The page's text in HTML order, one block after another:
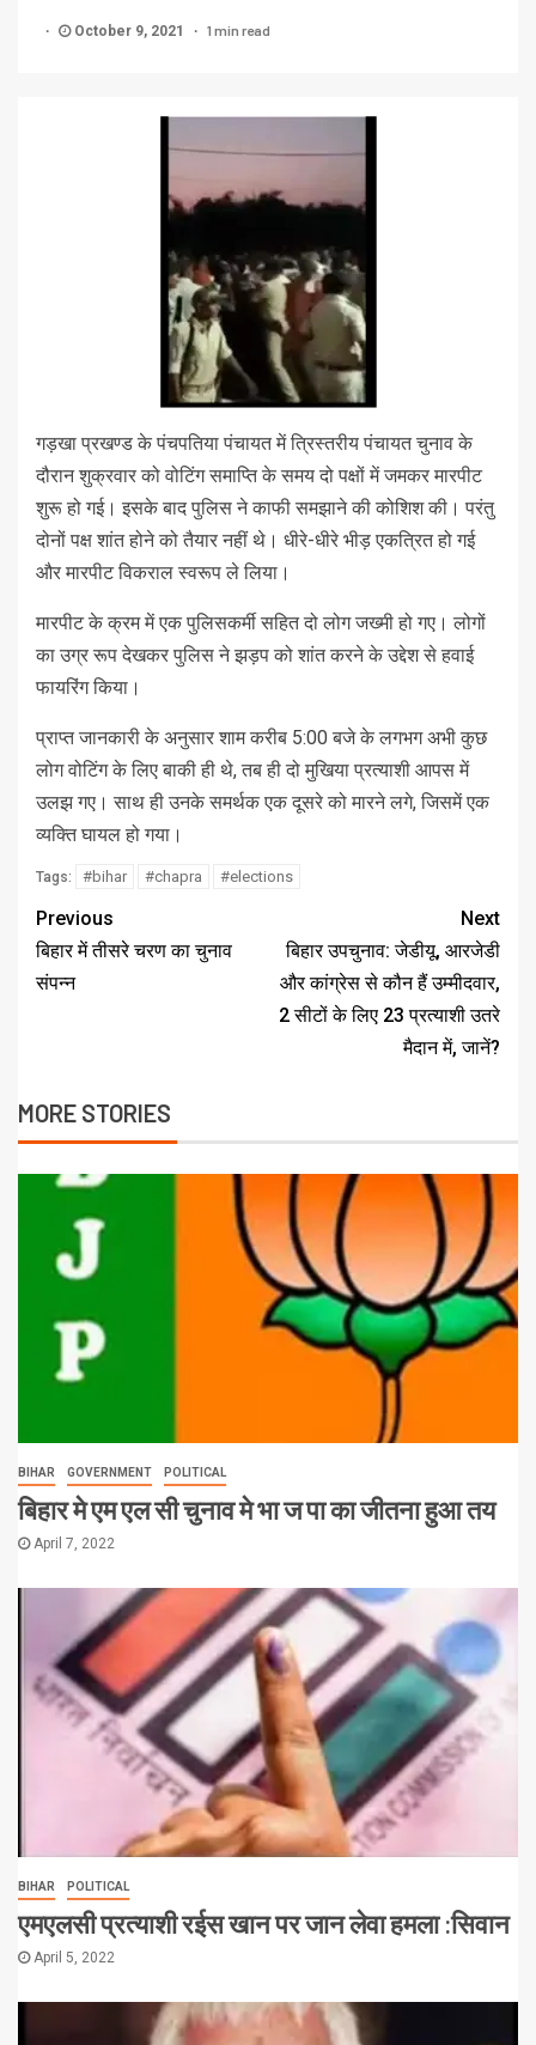
October 9, 2021 1 min read
गड़खा प्रखण्ड के पंचपतिया पंचायत में त्रिस्तरीय पंचायत चुनाव के
दौरान शुक्रवार को वोटिंग समाप्ति के समय दो पक्षों में जमकर मारपीट
शुरू हो गई। इसके बाद पुलिस ने काफी समझाने की कोशिश की। परंतु
दोनों पक्ष शांत होने को तैयार नहीं थे। धीरे-धीरे भीड़ एकत्रित हो गई
और मारपीट विकराल स्वरूप ले लिया।
मारपीट के क्रम में एक पुलिसकर्मी सहित दो लोग जख्मी हो गए। लोगों
का उग्र रूप देखकर पुलिस ने झड़प को शांत करने के उद्देश से हवाई
फायरिंग किया।
प्राप्त जानकारी के अनुसार शाम करीब 5:00 बजे के लगभग अभी कुछ
लोग वोटिंग के लिए बाकी ही थे, तब ही दो मुखिया प्रत्याशी आपस में
उलझ गए। साथ ही उनके समर्थक एक दूसरे को मारने लगे, जिसमें एक
व्यक्ति घायल हो गया।
Tags: #bihar #chapra #elections
Previous
बिहार में तीसरे चरण का चुनाव
संपन्न
Next
बिहार उपचुनाव: जेडीयू, आरजेडी
और कांग्रेस से कौन हैं उम्मीदवार,
2 सीटों के लिए 23 प्रत्याशी उतरे
मैदान में, जानें?
MORE STORIES
BIHAR GOVERNMENT POLITICAL
बिहार मे एम एल सी चुनाव मे भा ज पा का जीतना हुआ तय
April 7, 2022
BIHAR POLITICAL
एमएलसी प्रत्याशी रईस खान पर जान लेवा हमला :सिवान
April 5, 2022